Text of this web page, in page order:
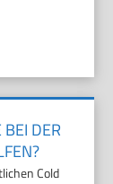
DER
Cold